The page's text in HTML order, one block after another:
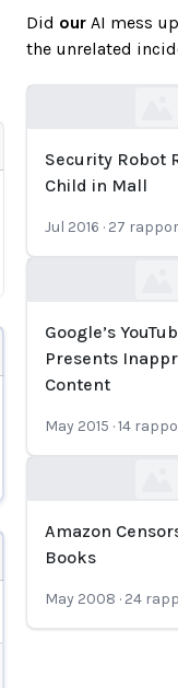
Did our AI mess
the unrelated
Security Robot
Child in Mall
Jul 2016 · 27
Google’s
Presents
Content
May 2015 ·14
Amazon
Books
May 2008 · 24